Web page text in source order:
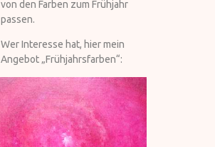
von den Farben zum Frühjahr
passen.
Wer Interesse hat, hier mein
Angebot „Frühjahrsfarben“: